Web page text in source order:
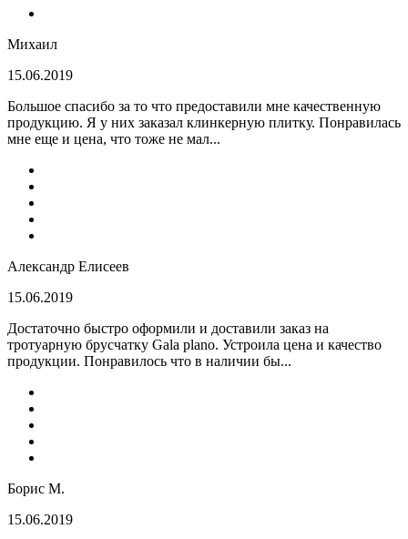
Михаил
15.06.2019
Большое спасибо за то что предоставили мне качественную
продукцию. Я у них заказал клинкерную плитку. Понравилась
мне еще и цена, что тоже не мал...
Александр Елисеев
15.06.2019
Достаточно быстро оформили и доставили заказ на
тротуарную брусчатку Gala plano. Устроила цена и качество
продукции. Понравилось что в наличии бы...
Борис М.
15.06.2019